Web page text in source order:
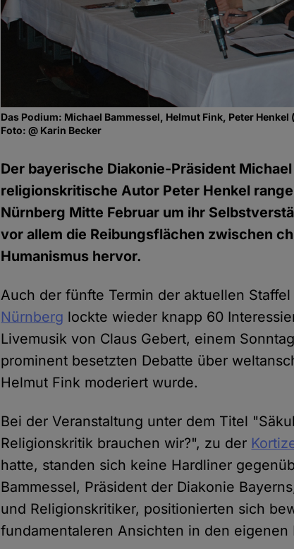
Das Podium: Michael Bammessel, Helmut Fink, Peter Henkel
Foto: @ Karin Becker
Der bayerische Diakonie-Präsident
religionskritische Autor Peter Henkel
Nürnberg Mitte Februar um ihr
vor allem die Reibungsflächen zwischen
Humanismus hervor.
Auch der fünfte Termin der aktuellen Staffel
Nürnberg lockte wieder knapp 60
Livemusik von Claus Gebert, einem
prominent besetzten Debatte über
Helmut Fink moderiert wurde.
Bei der Veranstaltung unter dem Titel
Religionskritik brauchen wir?", zu der
hatte, standen sich keine Hardliner
Bammessel, Präsident der Diakonie
und Religionskritiker, positionierten sich
fundamentaleren Ansichten in den eigenen